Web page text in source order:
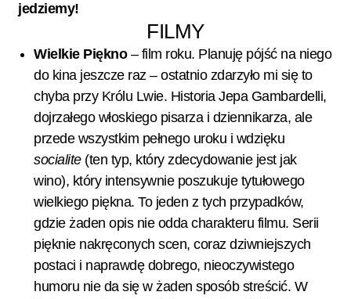
jedziemy!
FILMY
Wielkie Piękno– film roku. Planuję pójść na niego
do kina jeszcze raz – ostatnio zdarzyło mi się to
chyba przy Królu Lwie. Historia Jepa Gambardelli,
dojrzałego włoskiego pisarza i dziennikarza, ale
przede wszystkim pełnego uroku i wdzięku
socialite(ten typ, który zdecydowanie jest jak
wino), który intensywnie poszukuje tytułowego
wielkiego piękna. To jeden z tych przypadków,
gdzie żaden opis nie odda charakteru filmu. Serii
pięknie nakręconych scen, coraz dziwniejszych
postaci i naprawdę dobrego, nieoczywistego
humoru nie da się w żaden sposób streścić. W